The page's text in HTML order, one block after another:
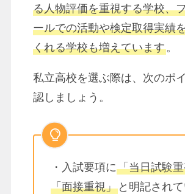
る人物評価を重視する学校、
ールでの活動や検定取得実績
くれる学校も増えています。
私立高校を選ぶ際は、次のポ
認しましょう。
・入試要項に「当日試験
「面接重視」と明記され